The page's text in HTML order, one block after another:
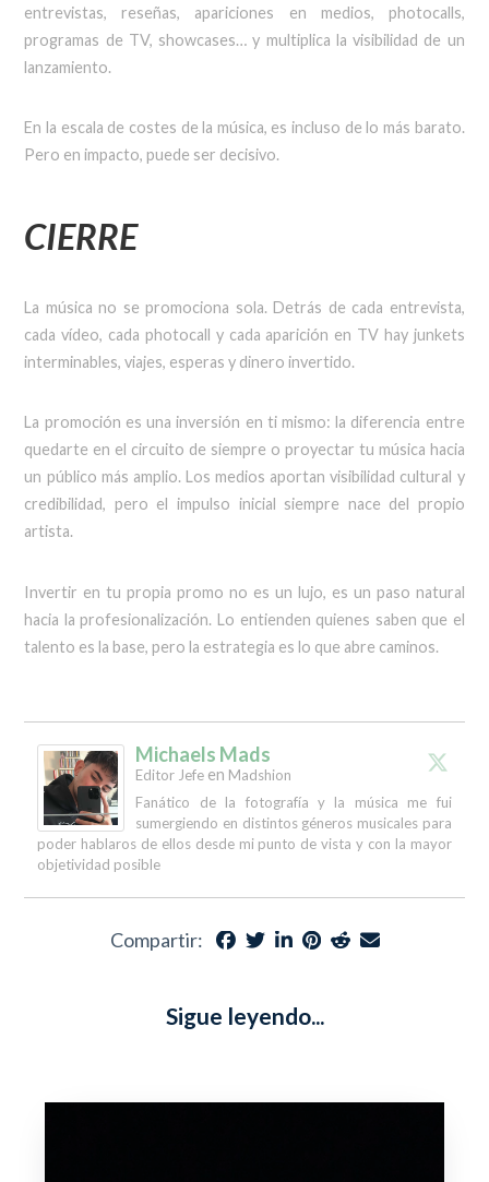
entrevistas, reseñas, apariciones en medios, photocalls,
programas de TV, showcases… y multiplica la visibilidad de un
lanzamiento.
En la escala de costes de la música, es incluso de lo más barato.
Pero en impacto, puede ser decisivo.
CIERRE
La música no se promociona sola. Detrás de cada entrevista,
cada vídeo, cada photocall y cada aparición en TV hay junkets
interminables, viajes, esperas y dinero invertido.
La promoción es una inversión en ti mismo: la diferencia entre
quedarte en el circuito de siempre o proyectar tu música hacia
un público más amplio. Los medios aportan visibilidad cultural y
credibilidad, pero el impulso inicial siempre nace del propio
artista.
Invertir en tu propia promo no es un lujo, es un paso natural
hacia la profesionalización. Lo entienden quienes saben que el
talento es la base, pero la estrategia es lo que abre caminos.
Michaels Mads
Editor Jefe en Madshion
Fanático de la fotografía y la música me fui
sumergiendo en distintos géneros musicales para
poder hablaros de ellos desde mi punto de vista y con la mayor
objetividad posible
Compartir:
Sigue leyendo...